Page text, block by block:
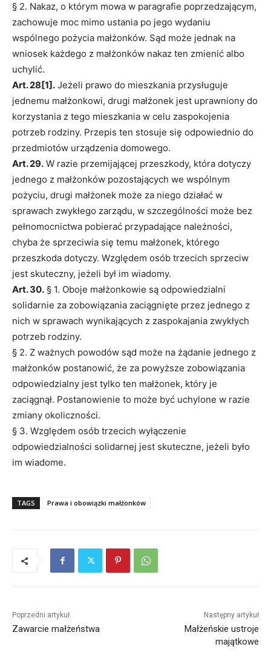
§ 2. Nakaz, o którym mowa w paragrafie poprzedzającym,
zachowuje moc mimo ustania po jego wydaniu
wspólnego pożycia małżonków. Sąd może jednak na
wniosek każdego z małżonków nakaz ten zmienić albo
uchylić.
Art. 28[1]. Jeżeli prawo do mieszkania przysługuje
jednemu małżonkowi, drugi małżonek jest uprawniony do
korzystania z tego mieszkania w celu zaspokojenia
potrzeb rodziny. Przepis ten stosuje się odpowiednio do
przedmiotów urządzenia domowego.
Art. 29. W razie przemijającej przeszkody, która dotyczy
jednego z małżonków pozostających we wspólnym
pożyciu, drugi małżonek może za niego działać w
sprawach zwykłego zarządu, w szczególności może bez
pełnomocnictwa pobierać przypadające należności,
chyba że sprzeciwia się temu małżonek, którego
przeszkoda dotyczy. Względem osób trzecich sprzeciw
jest skuteczny, jeżeli był im wiadomy.
Art. 30. § 1. Oboje małżonkowie są odpowiedzialni
solidarnie za zobowiązania zaciągnięte przez jednego z
nich w sprawach wynikających z zaspokajania zwykłych
potrzeb rodziny.
§ 2. Z ważnych powodów sąd może na żądanie jednego z
małżonków postanowić, że za powyższe zobowiązania
odpowiedzialny jest tylko ten małżonek, który je
zaciągnął. Postanowienie to może być uchylone w razie
zmiany okoliczności.
§ 3. Względem osób trzecich wyłączenie
odpowiedzialności solidarnej jest skuteczne, jeżeli było
im wiadome.
TAGS Prawa i obowiązki małżonków
Poprzedni artykuł
Zawarcie małżeństwa
Następny artykuł
Małżeńskie ustroje
majątkowe